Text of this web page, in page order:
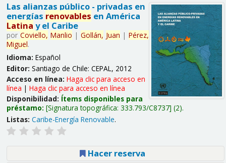
Las alianzas público - privadas en
energías renovables en América
Latina y el Caribe
por Coviello, Manlio | Gollán, Juan | Pérez,
Miguel.
Idioma: Español
Editor: Santiago de Chile: CEPAL, 2012
Acceso en línea: Haga clic para acceso en
línea | Haga clic para acceso en línea
Disponibilidad: Ítems disponibles para
préstamo: Signatura topográfica: 333.793/C8737 (2).
Listas: Caribe-Energía Renovable.
Hacer reserva